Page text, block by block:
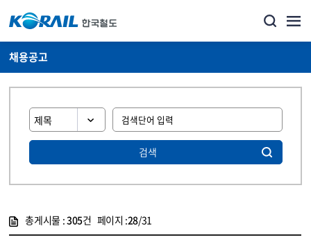
채용공고
검색
총게시물 :305건 페이지 :28/31